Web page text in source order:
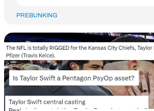
PREBUNKING